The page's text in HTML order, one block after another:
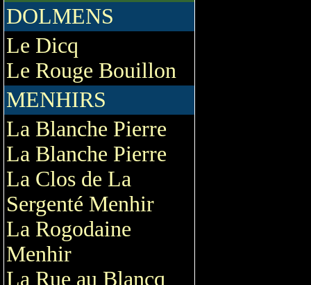
DOLMENS
Le Dicq
Le Rouge Bouillon
MENHIRS
La Blanche Pierre
La Blanche Pierre
La Clos de La
Sergenté Menhir
La Rogodaine
Menhir
La Rue au Blancq